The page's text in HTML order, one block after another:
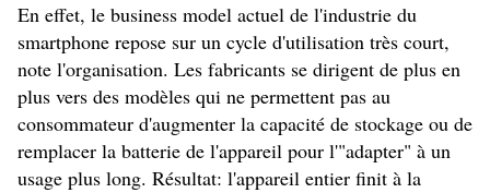
En effet, le business model actuel de l'industrie du
smartphone repose sur un cycle d'utilisation très court,
note l'organisation. Les fabricants se dirigent de plus en
plus vers des modèles qui ne permettent pas au
consommateur d'augmenter la capacité de stockage ou de
remplacer la batterie de l'appareil pour l'"adapter" à un
usage plus long. Résultat: l'appareil entier finit à la